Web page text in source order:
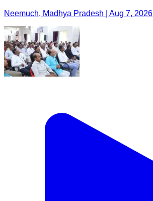
Neemuch, Madhya Pradesh | Aug 7, 2026